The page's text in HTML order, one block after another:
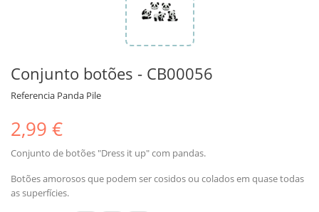
Conjunto botões - CB00056
Referencia Panda Pile
2,99 €
Conjunto de botões "Dress it up" com pandas.
Botões amorosos que podem ser cosidos ou colados em quase todas
as superfícies.